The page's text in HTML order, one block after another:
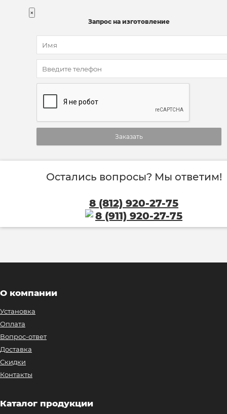
×
Запрос на изготовление
Заказать
Остались вопросы? Мы ответим!
8 (812) 920-27-75
8 (911) 920-27-75
О компании
Установка
Оплата
Вопрос-ответ
Доставка
Скидки
Контакты
Каталог продукции